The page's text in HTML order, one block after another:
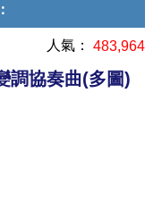
：
人氣： 483,964
調協奏曲(多圖)